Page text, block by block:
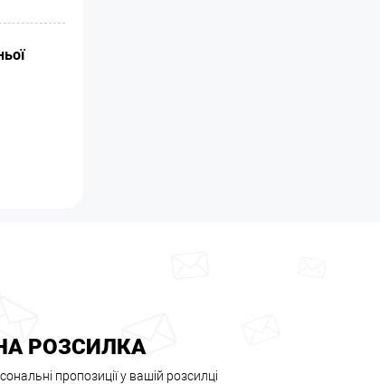
РОЗСИЛКА
пропозиції у вашій розсилці